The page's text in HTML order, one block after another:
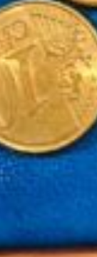
1er avril